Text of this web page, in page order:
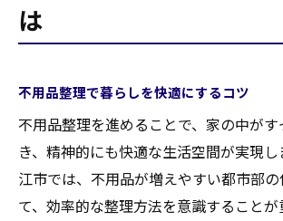
は
不用品整理で暮らしを快適にするコツ
不用品整理を進めることで、家の中が
き、精神的にも快適な生活空間が実現
江市では、不用品が増えやすい都市部
て、効率的な整理方法を意識することが